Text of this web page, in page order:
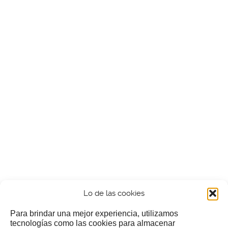
Lo de las cookies
Para brindar una mejor experiencia, utilizamos
tecnologías como las cookies para almacenar